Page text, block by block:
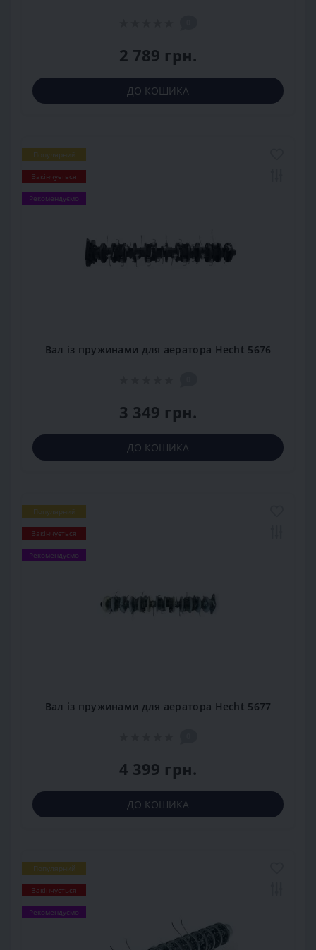
2 789 грн.
ДО КОШИКА
Популярний
Закінчується
Рекомендуємо
Вал із пружинами для аератора Hecht 5676
3 349 грн.
ДО КОШИКА
Популярний
Закінчується
Рекомендуємо
Вал із пружинами для аератора Hecht 5677
4 399 грн.
ДО КОШИКА
Популярний
Закінчується
Рекомендуємо